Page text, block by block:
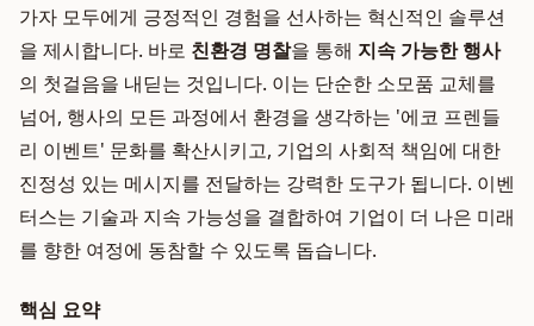
가자 모두에게 긍정적인 경험을 선사하는 혁신적인 솔루션
을 제시합니다. 바로 친환경 명찰을 통해 지속 가능한 행사
의 첫걸음을 내딛는 것입니다. 이는 단순한 소모품 교체를
넘어, 행사의 모든 과정에서 환경을 생각하는 '에코 프렌들
리 이벤트' 문화를 확산시키고, 기업의 사회적 책임에 대한
진정성 있는 메시지를 전달하는 강력한 도구가 됩니다. 이벤
터스는 기술과 지속 가능성을 결합하여 기업이 더 나은 미래
를 향한 여정에 동참할 수 있도록 돕습니다.
핵심 요약